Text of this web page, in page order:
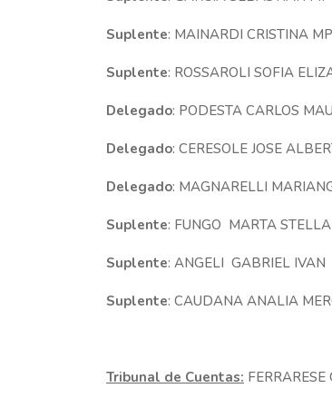
Suplente: MAINARDI CRISTINA
Suplente: ROSSAROLI SOFIA
Delegado: PODESTA CARLOS
Delegado: CERESOLE JOSE
Delegado: MAGNARELLI
Suplente: FUNGO MARTA
Suplente: ANGELI GABRIEL
Suplente: CAUDANA ANALIA
Tribunal de Cuentas: